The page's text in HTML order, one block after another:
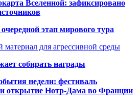
Вселенной: зафиксировано
этап мирового тура
для агрессивной среды
собирать награды
недели: фестиваль
открытие Нотр-Дама во Франции